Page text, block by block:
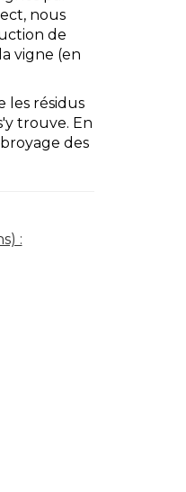
nous
de
vigne (en
les résidus
trouve. En
des
: